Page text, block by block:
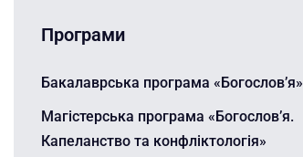
Програми
Бакалаврська програма «Богослов’я»
Магістерська програма «Богослов’я.
Капеланство та конфліктологія»